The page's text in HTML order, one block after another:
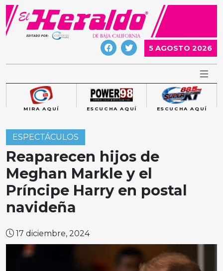
Skip
content
5 AGOSTO 2026
MIRA AQUÍ ESCUCHA AQUÍ ESCUCHA AQUÍ
ESPECTÁCULOS
Reaparecen hijos de
Meghan Markle y el
Príncipe Harry en postal
navideña
17 diciembre, 2024